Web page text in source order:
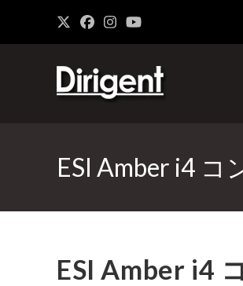
ESI Amber i4 コ
ESI Amber i4